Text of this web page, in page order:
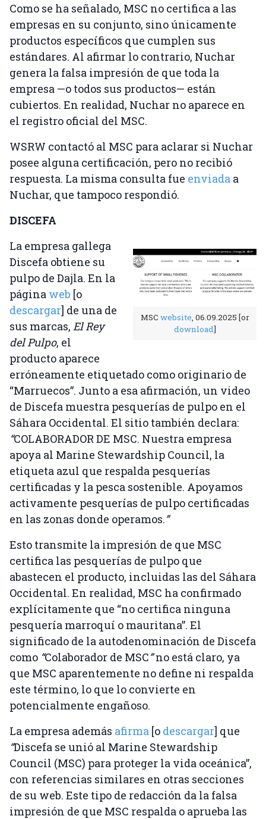
Como se ha señalado, MSC no certifica a las
empresas en su conjunto, sino únicamente
productos específicos que cumplen sus
estándares. Al afirmar lo contrario, Nuchar
genera la falsa impresión de que toda la
empresa —o todos sus productos— están
cubiertos. En realidad, Nuchar no aparece en
el registro oficial del MSC.
WSRW contactó al MSC para aclarar si Nuchar
posee alguna certificación, pero no recibió
respuesta. La misma consulta fue enviada a
Nuchar, que tampoco respondió.
DISCEFA
MSC website , 06.09.2025 [or
download]
La empresa gallega
Discefa obtiene su
pulpo de Dajla. En la
página web [o
descargar] de una de
sus marcas, El Rey
del Pulpo, el
producto aparece
erróneamente etiquetado como originario de
“Marruecos”. Junto a esa afirmación, un video
de Discefa muestra pesquerías de pulpo en el
Sáhara Occidental. El sitio también declara:
“COLABORADOR DE MSC. Nuestra empresa
apoya al Marine Stewardship Council, la
etiqueta azul que respalda pesquerías
certificadas y la pesca sostenible. Apoyamos
activamente pesquerías de pulpo certificadas
en las zonas donde operamos.”
Esto transmite la impresión de que MSC
certifica las pesquerías de pulpo que
abastecen el producto, incluidas las del Sáhara
Occidental. En realidad, MSC ha confirmado
explícitamente que “no certifica ninguna
pesquería marroquí o mauritana”. El
significado de la autodenominación de Discefa
como “Colaborador de MSC”no está claro, ya
que MSC aparentemente no define ni respalda
este término, lo que lo convierte en
potencialmente engañoso.
La empresa además afirma [o descargar] que
“Discefa se unió al Marine Stewardship
Council (MSC) para proteger la vida oceánica”,
con referencias similares en otras secciones
de su web. Este tipo de redacción da la falsa
impresión de que MSC respalda o aprueba las